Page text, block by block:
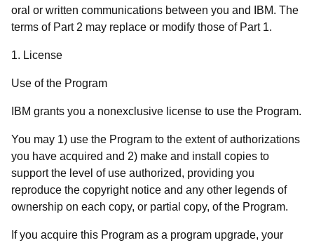
oral or written communications between you and IBM. The
terms of Part 2 may replace or modify those of Part 1.
1. License
Use of the Program
IBM grants you a nonexclusive license to use the Program.
You may 1) use the Program to the extent of authorizations
you have acquired and 2) make and install copies to
support the level of use authorized, providing you
reproduce the copyright notice and any other legends of
ownership on each copy, or partial copy, of the Program.
If you acquire this Program as a program upgrade, your